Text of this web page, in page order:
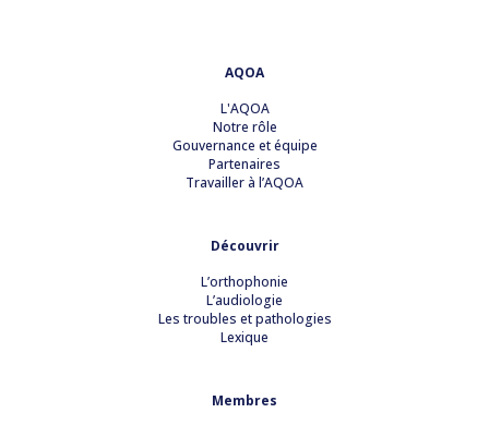
AQOA
L'AQOA
Notre rôle
Gouvernance et équipe
Partenaires
Travailler à l’AQOA
Découvrir
L’orthophonie
L’audiologie
Les troubles et pathologies
Lexique
Membres